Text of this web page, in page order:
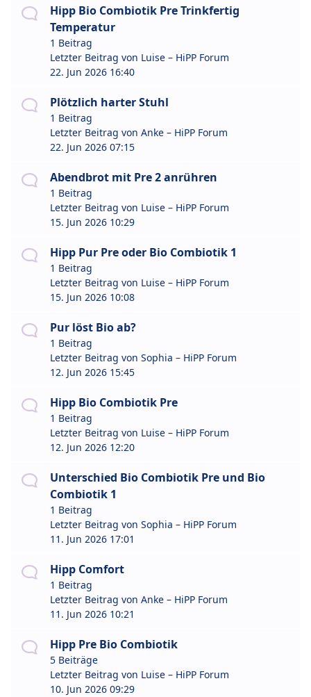
Hipp Bio Combiotik Pre Trinkfertig
Temperatur
1 Beitrag
Letzter Beitrag von Luise – HiPP Forum
22. Jun 2026 16:40
Plötzlich harter Stuhl
1 Beitrag
Letzter Beitrag von Anke – HiPP Forum
22. Jun 2026 07:15
Abendbrot mit Pre 2 anrühren
1 Beitrag
Letzter Beitrag von Luise – HiPP Forum
15. Jun 2026 10:29
Hipp Pur Pre oder Bio Combiotik 1
1 Beitrag
Letzter Beitrag von Luise – HiPP Forum
15. Jun 2026 10:08
Pur löst Bio ab?
1 Beitrag
Letzter Beitrag von Sophia – HiPP Forum
12. Jun 2026 15:45
Hipp Bio Combiotik Pre
1 Beitrag
Letzter Beitrag von Luise – HiPP Forum
12. Jun 2026 12:20
Unterschied Bio Combiotik Pre und Bio
Combiotik 1
1 Beitrag
Letzter Beitrag von Sophia – HiPP Forum
11. Jun 2026 17:01
Hipp Comfort
1 Beitrag
Letzter Beitrag von Anke – HiPP Forum
11. Jun 2026 10:21
Hipp Pre Bio Combiotik
5 Beiträge
Letzter Beitrag von Luise – HiPP Forum
10. Jun 2026 09:29